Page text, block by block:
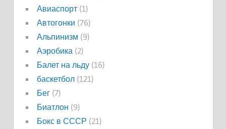
Авиаспорт(1)
Автогонки (76)
Альпинизм (9)
Аэробика (2)
Балет на льду(16)
баскетбол(121)
Бег(7)
Биатлон (9)
Бокс в СССР (21)